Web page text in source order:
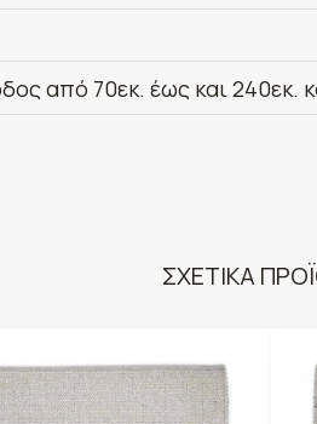
από 70εκ. έως και 240εκ.
ΣΧΕΤΙΚΑ